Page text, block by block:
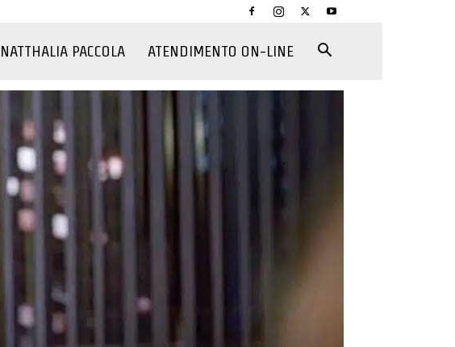
NATTHALIA PACCOLA ATENDIMENTO ON-LINE